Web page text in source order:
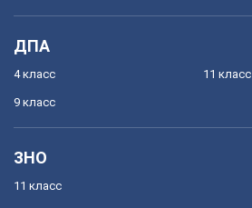
ДПА
4 класс
9 класс
11 класс
ЗНО
11 класс